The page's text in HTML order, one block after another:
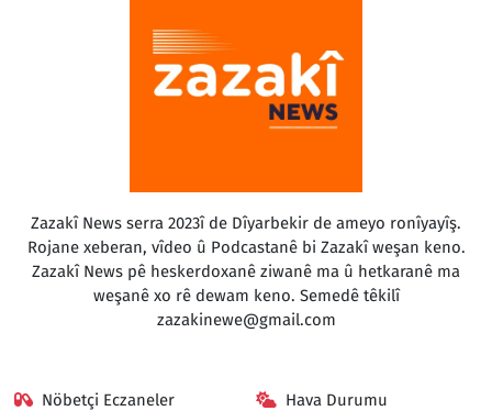
Zazakî News serra 2023î de Dîyarbekir de ameyo ronîyayîş.
Rojane xeberan, vîdeo û Podcastanê bi Zazakî weşan keno.
Zazakî News pê heskerdoxanê ziwanê ma û hetkaranê ma
weşanê xo rê dewam keno. Semedê têkilî
zazakinewe@gmail.com
Nöbetçi Eczaneler Hava Durumu